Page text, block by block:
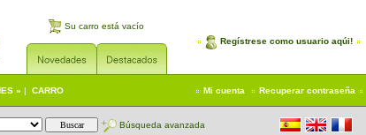
Su carro está vacío
Regístrese como usuario aqúi!
» | CARRO Mi cuenta Recuperar contraseña
Búsqueda avanzada